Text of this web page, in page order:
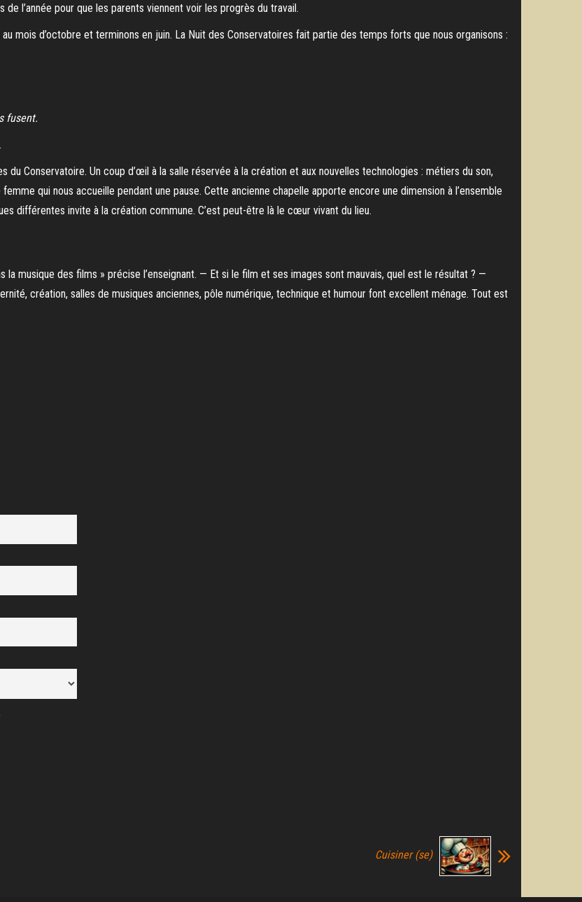
l’année pour que les parents viennent voir les progrès du travail.
mois d’octobre et terminons en juin. La Nuit des Conservatoires fait partie des temps forts que nous organisons :
fusent.
Conservatoire. Un coup d’œil à la salle réservée à la création et aux nouvelles technologies : métiers du son,
qui nous accueille pendant une pause. Cette ancienne chapelle apporte encore une dimension à l’ensemble
différentes invite à la création commune. C’est peut-être là le cœur vivant du lieu.
la musique des films » précise l’enseignant. — Et si le film et ses images sont mauvais, quel est le résultat ? —
création, salles de musiques anciennes, pôle numérique, technique et humour font excellent ménage. Tout est
Cuisiner (se)